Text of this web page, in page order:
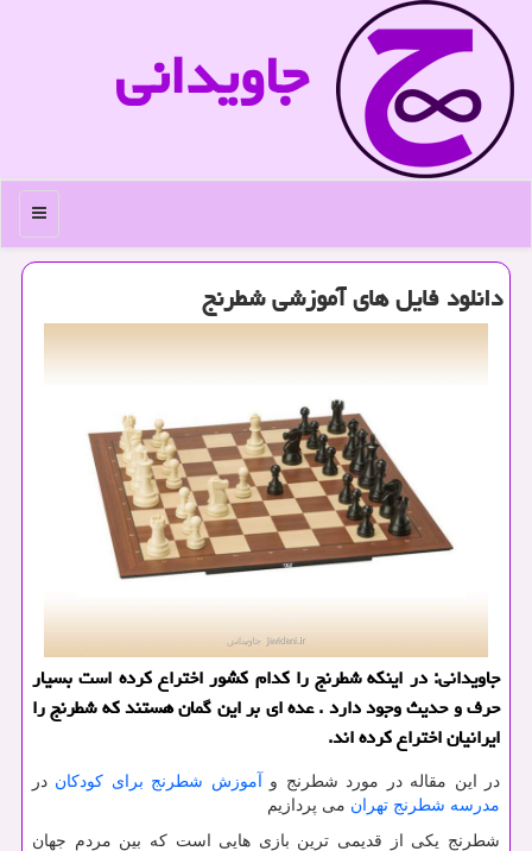
جاویدانی
منو
دانلود فایل های آموزشی شطرنج
جاویدانی: در اینكه شطرنج را كدام كشور اختراع كرده است بسیار
حرف و حدیث وجود دارد . عده ای بر این گمان هستند كه شطرنج را
ایرانیان اختراع كرده اند.
در این مقاله در مورد شطرنج و آموزش شطرنج برای کودکان در
مدرسه شطرنج تهران می پردازیم
شطرنج یکی از قدیمی ترین بازی هایی است که بین مردم جهان